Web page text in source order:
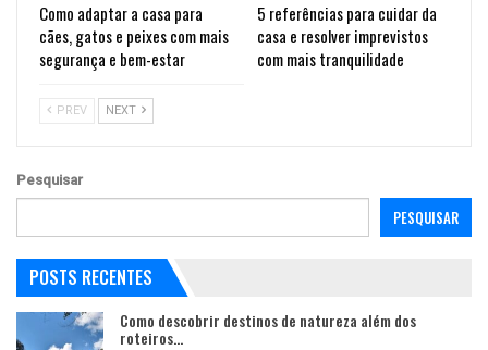
Como adaptar a casa para
cães, gatos e peixes com mais
segurança e bem-estar
5 referências para cuidar da
casa e resolver imprevistos
com mais tranquilidade
PREV NEXT
Pesquisar
PESQUISAR
POSTS RECENTES
Como descobrir destinos de natureza além dos
roteiros…